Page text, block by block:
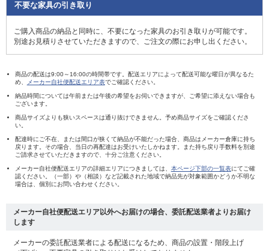
不要な家具の引き取り
ご購入商品の納品と同時に、不要になった家具のお引き取りが可能です。
別途お見積りさせていただきますので、ご注文の際にお申し出ください。
商品の配送は9:00～16:00の時間帯です。配送エリアによって配送可能な曜日が異なるた
め、
メーカー自社便配送エリア表でご確認ください。
納品時間については午前または午後の希望をお伺いできますが、ご希望に添えない場合も
ございます。
商品サイズよりも狭いスペースは通り抜けできません。予め商品サイズをご確認くださ
い。
配達時にご不在、または間口が狭くて納品が不能だった場合、商品はメーカー倉庫に持ち
戻ります。その場合、当日の再配達はお受けいたしかねます。また持ち戻り手数料を別途
ご請求させていただきますので、十分ご注意ください。
メーカー自社便配送エリアの詳細エリアにつきましては、 本ページ下部の一覧表にてご確
認ください。（一部）や（相談）など記載された地域で納品先が対象範囲かどうか不明な
場合は、個別にお問い合わせください。
メーカー自社便配送エリア以外へお届けの場合、委託配送業者よりお届け
します
メーカーの委託配送業者による配送になるため、商品の設置・階段上げ